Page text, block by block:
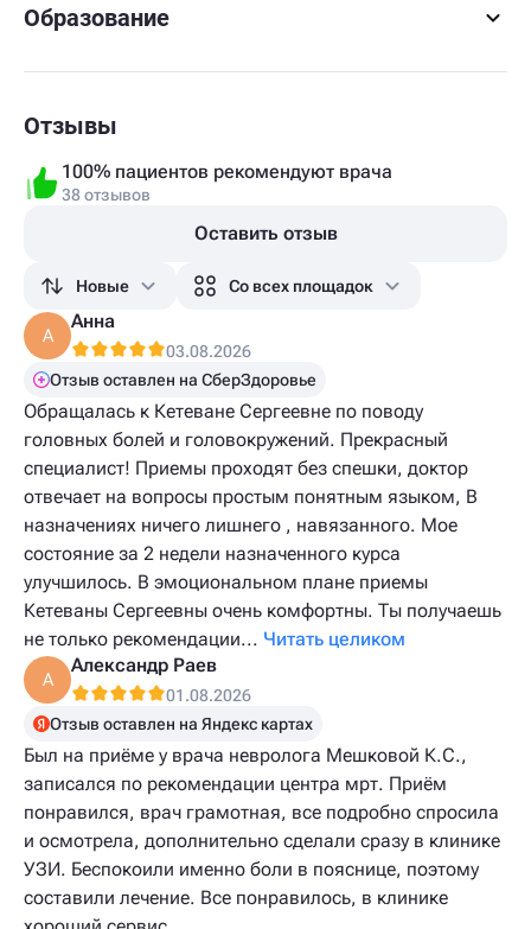
Образование
Отзывы
100% пациентов рекомендуют врача
38 отзывов
Оставить отзыв
Новые Со всех площадок
А
Анна
03.08.2026
Отзыв оставлен на СберЗдоровье
Обращалась к Кетеване Сергеевне по поводу
головных болей и головокружений. Прекрасный
специалист! Приемы проходят без спешки, доктор
отвечает на вопросы простым понятным языком, В
назначениях ничего лишнего , навязанного. Мое
состояние за 2 недели назначенного курса
улучшилось. В эмоциональном плане приемы
Кетеваны Сергеевны очень комфортны. Ты получаешь
не только рекомендации... Читать целиком
А
Александр Раев
01.08.2026
Отзыв оставлен на Яндекс картах
Был на приёме у врача невролога Мешковой К.С.,
записался по рекомендации центра мрт. Приём
понравился, врач грамотная, все подробно спросила
и осмотрела, дополнительно сделали сразу в клинике
УЗИ. Беспокоили именно боли в пояснице, поэтому
составили лечение. Все понравилось, в клинике